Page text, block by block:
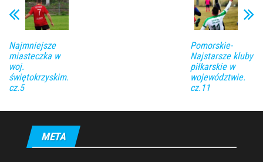
Najmniejsze
miasteczka w
woj.
świętokrzyskim.
cz.5
Pomorskie-
Najstarsze kluby
piłkarskie w
województwie.
cz.11
META